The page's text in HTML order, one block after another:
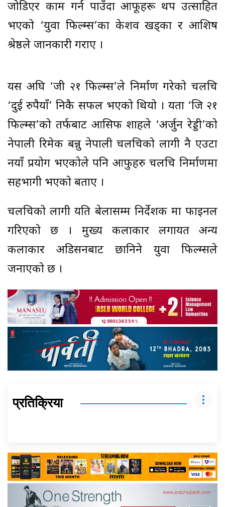
जोडिएर काम गर्न पाउँदा आफूहरू थप उत्साहित
भएको ‘युवा फिल्म्स’का केशव खड्का र आशिष
श्रेष्ठले जानकारी गराए ।
यस अघि ‘जी २१ फिल्म्स’ले निर्माण गरेको चलचित्र
‘दुई रुपैयाँ’ निकै सफल भएको थियो । यता ‘जि २१
फिल्म्स’को तर्फबाट आसिफ शाहले ‘अर्जुन रेड्डी’को
नेपाली रिमेक बन्नु नेपाली चलचित्रको लागी नै एउटा
नयाँ प्रयोग भएकोले पनि आफुहरु चलचित्र निर्माणमा
सहभागी भएको बताए ।
चलचित्रको लागी यति बेलासम्म निर्देशक मात्र फाइनल
गरिएको छ । मुख्य कलाकार लगायत अन्य
कलाकार अडिसनबाट छानिने युवा फिल्म्सले
जनाएको छ ।
प्रतिक्रिया